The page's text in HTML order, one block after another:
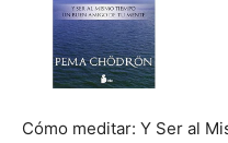
Cómo meditar: Y Ser al